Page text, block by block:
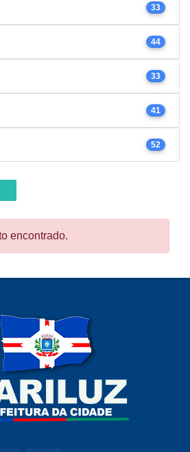
33
44
33
41
52
encontrado.